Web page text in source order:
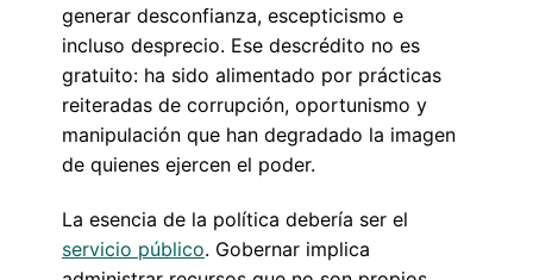
generar desconfianza, escepticismo e
incluso desprecio. Ese descrédito no es
gratuito: ha sido alimentado por prácticas
reiteradas de corrupción, oportunismo y
manipulación que han degradado la imagen
de quienes ejercen el poder.
La esencia de la política debería ser el
servicio público. Gobernar implica